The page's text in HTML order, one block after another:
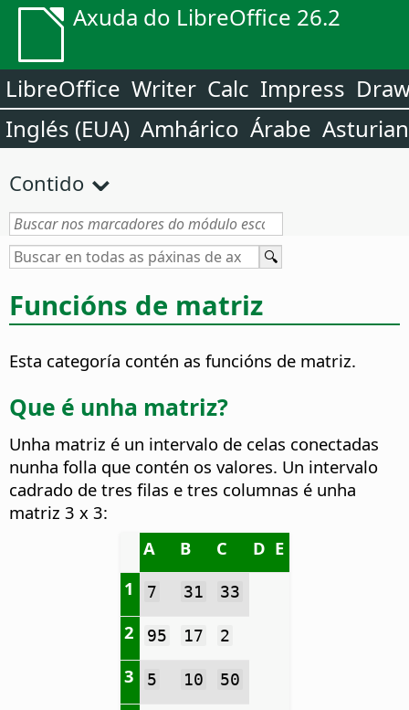
Axuda do LibreOffice 26.2
LibreOffice Writer Calc Impress
Inglés (EUA) Amhárico Árabe
Contido
Funcións de matriz
Esta categoría contén as funcións de matriz.
Que é unha matriz?
Unha matriz é un intervalo de celas conectadas
nunha folla que contén os valores. Un intervalo
cadrado de tres filas e tres columnas é unha
matriz 3 x 3:
A
B C D E
1
7 31 33
2 95 17 2
3 5 10 50